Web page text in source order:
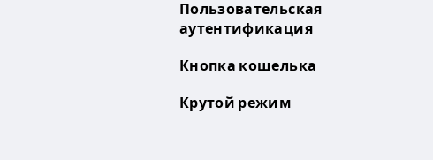
Пользовательская
аутентификация
Кнопка кошелька
Крутой режим